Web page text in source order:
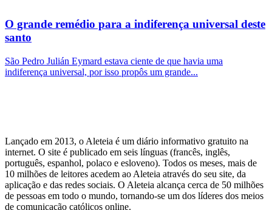
O grande remédio para a indiferença universal deste
santo
São Pedro Julián Eymard estava ciente de que havia uma
indiferença universal, por isso propôs um grande...
Lançado em 2013, o Aleteia é um diário informativo gratuito na
internet. O site é publicado em seis línguas (francês, inglês,
português, espanhol, polaco e esloveno). Todos os meses, mais de
10 milhões de leitores acedem ao Aleteia através do seu site, da
aplicação e das redes sociais. O Aleteia alcança cerca de 50 milhões
de pessoas em todo o mundo, tornando-se um dos líderes dos meios
de comunicação católicos online.